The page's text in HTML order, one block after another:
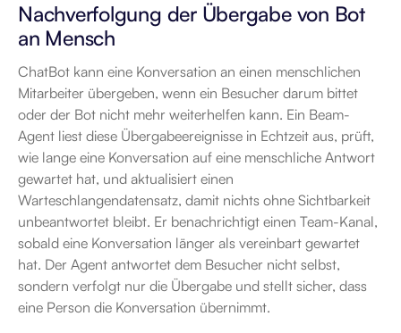
Nachverfolgung der Übergabe von Bot
an Mensch
ChatBot kann eine Konversation an einen menschlichen
Mitarbeiter übergeben, wenn ein Besucher darum bittet
oder der Bot nicht mehr weiterhelfen kann. Ein Beam-
Agent liest diese Übergabeereignisse in Echtzeit aus, prüft,
wie lange eine Konversation auf eine menschliche Antwort
gewartet hat, und aktualisiert einen
Warteschlangendatensatz, damit nichts ohne Sichtbarkeit
unbeantwortet bleibt. Er benachrichtigt einen Team-Kanal,
sobald eine Konversation länger als vereinbart gewartet
hat. Der Agent antwortet dem Besucher nicht selbst,
sondern verfolgt nur die Übergabe und stellt sicher, dass
eine Person die Konversation übernimmt.